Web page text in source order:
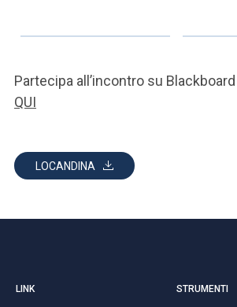
Partecipa all’incontro su Blackboard
QUI
LOCANDINA
LINK STRUMENTI